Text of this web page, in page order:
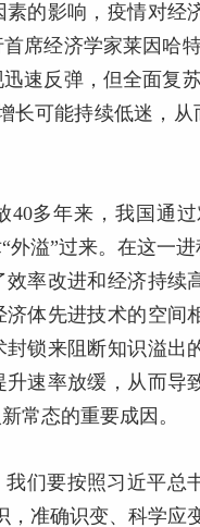
的影响，疫情对
席经济学家莱因哈
速反弹，但全面复
长可能持续低迷，
40多年来，我国通
外溢”过来。在这一
率改进和经济持
体先进技术的空间
锁来阻断知识溢
速率放缓，从而
常态的重要成因。
们要按照习近平总
准确识变、科学应